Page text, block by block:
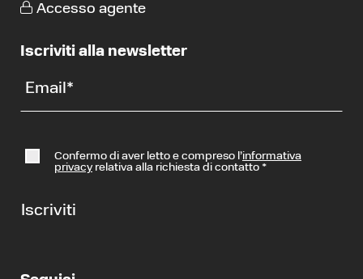
Accesso agente
Iscriviti alla newsletter
Email *
Confermo di aver letto e compreso l’informativa
privacyrelativa alla richiesta di contatto *
Iscriviti